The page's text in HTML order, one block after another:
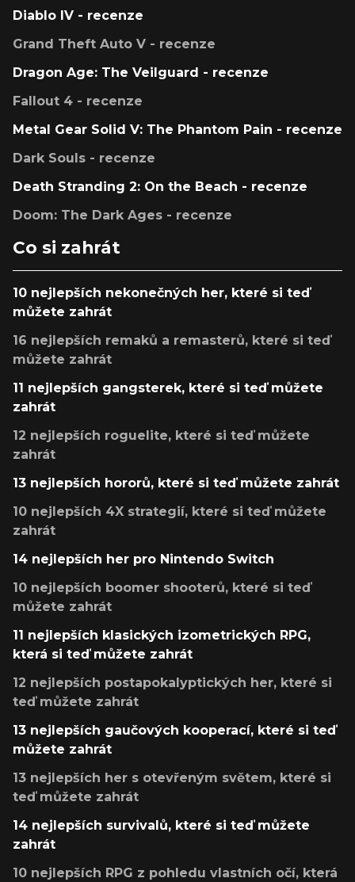
Diablo IV - recenze
Grand Theft Auto V - recenze
Dragon Age: The Veilguard - recenze
Fallout 4 - recenze
Metal Gear Solid V: The Phantom Pain - recenze
Dark Souls - recenze
Death Stranding 2: On the Beach - recenze
Doom: The Dark Ages - recenze
Co si zahrát
10 nejlepších nekonečných her, které si teď
můžete zahrát
16 nejlepších remaků a remasterů, které si teď
můžete zahrát
11 nejlepších gangsterek, které si teď můžete
zahrát
12 nejlepších roguelite, které si teď můžete
zahrát
13 nejlepších hororů, které si teď můžete zahrát
10 nejlepších 4X strategií, které si teď můžete
zahrát
14 nejlepších her pro Nintendo Switch
10 nejlepších boomer shooterů, které si teď
můžete zahrát
11 nejlepších klasických izometrických RPG,
která si teď můžete zahrát
12 nejlepších postapokalyptických her, které si
teď můžete zahrát
13 nejlepších gaučových kooperací, které si teď
můžete zahrát
13 nejlepších her s otevřeným světem, které si
teď můžete zahrát
14 nejlepších survivalů, které si teď můžete
zahrát
10 nejlepších RPG z pohledu vlastních očí, která